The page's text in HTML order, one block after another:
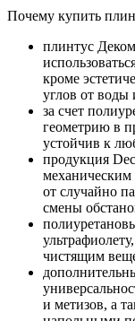
Почему купить
плинтус
кроме
углов от воды
за счет
геометрию в
устойчив к
продукция
механическим
от случайно
смены
чистящим
и метизов, а